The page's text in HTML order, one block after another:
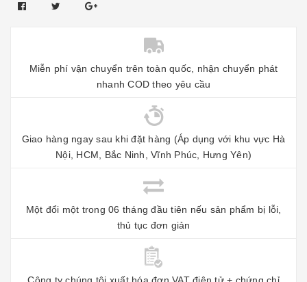
Miễn phí vận chuyển trên toàn quốc, nhận chuyển phát
nhanh COD theo yêu cầu
Giao hàng ngay sau khi đặt hàng (Áp dụng với khu vực Hà
Nội, HCM, Bắc Ninh, Vĩnh Phúc, Hưng Yên)
Một đổi một trong 06 tháng đầu tiên nếu sản phẩm bị lỗi,
thủ tục đơn giản